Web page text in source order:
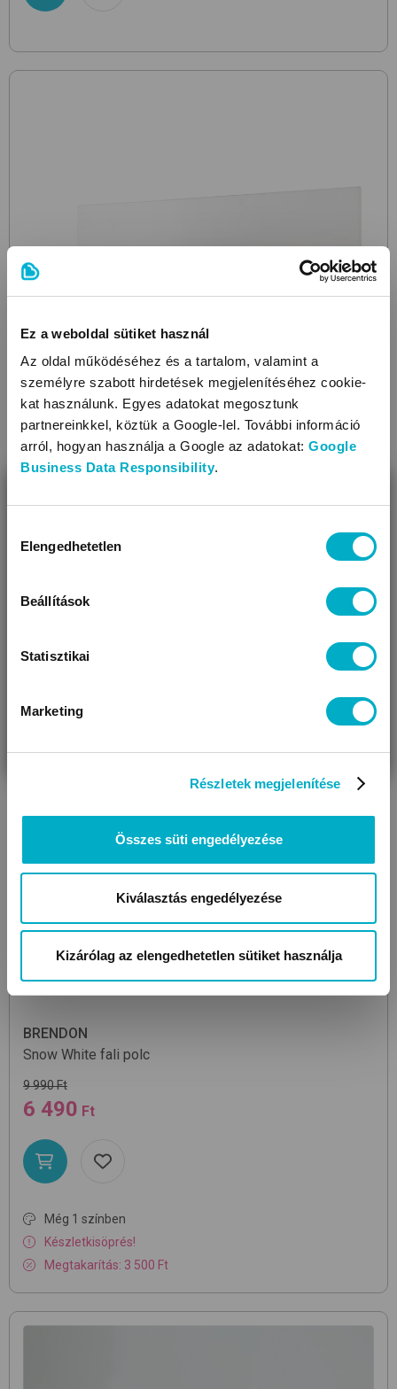
Ez a weboldal sütiket használ
Az oldal működéséhez és a tartalom, valamint a
személyre szabott hirdetések megjelenítéséhez cookie-
kat használunk. Egyes adatokat megosztunk
partnereinkkel, köztük a Google-lel. További információ
arról, hogyan használja a Google az adatokat: Google
Business Data Responsibility.
kiválasztása
Elengedhetetlen
Beállítások
Statisztikai
Marketing
Részletek megjelenítése
Összes süti engedélyezése
Kiválasztás engedélyezése
Kizárólag az elengedhetetlen sütiket használja
ROBA
Universal Wall Coat Rack
White
21 490
BRENDON
Snow White fali polc
9 990 Ft
6 490 Ft
Még 1 színben
Készletkisöprés!
Megtakarítás: 3 500 Ft
Úgy látjuk, most jársz nálunk először!
VÁRANDÓS
AJÁNDÉKOT